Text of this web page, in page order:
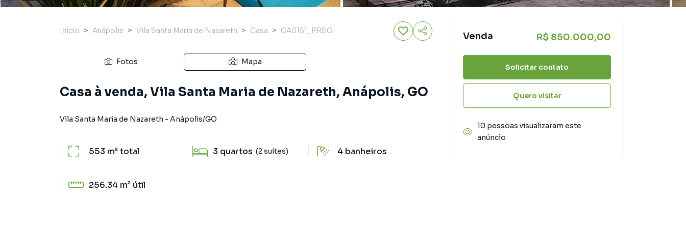
Início Anápolis Vila Santa Maria de Nazareth Casa CA0151_PRSOI
Fotos Mapa
Casa à venda, Vila Santa Maria de Nazareth, Anápolis, GO
Vila Santa Maria de Nazareth - Anápolis/GO
553 m²total 3 quartos (2 suítes) 4 banheiros
256.34 m² útil
Venda R$ 850.000,00
Solicitar contato
Quero visitar
10 pessoas visualizaram este
anúncio